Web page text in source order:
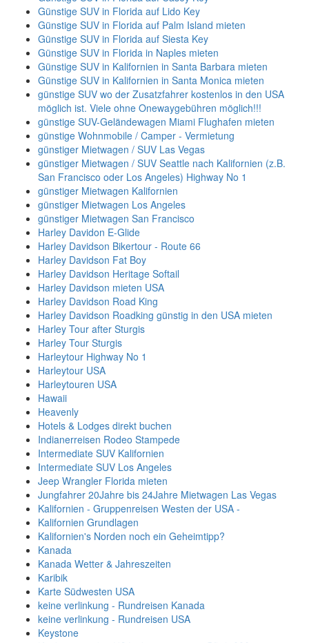
Günstige SUV in Florida auf Lido Key
Günstige SUV in Florida auf Palm Island mieten
Günstige SUV in Florida auf Siesta Key
Günstige SUV in Florida in Naples mieten
Günstige SUV in Kalifornien in Santa Barbara mieten
Günstige SUV in Kalifornien in Santa Monica mieten
günstige SUV wo der Zusatzfahrer kostenlos in den USA
möglich ist. Viele ohne Onewaygebühren möglich!!!
günstige SUV-Geländewagen Miami Flughafen mieten
günstige Wohnmobile / Camper - Vermietung
günstiger Mietwagen / SUV Las Vegas
günstiger Mietwagen / SUV Seattle nach Kalifornien (z.B.
San Francisco oder Los Angeles) Highway No 1
günstiger Mietwagen Kalifornien
günstiger Mietwagen Los Angeles
günstiger Mietwagen San Francisco
Harley Davidon E-Glide
Harley Davidson Bikertour - Route 66
Harley Davidson Fat Boy
Harley Davidson Heritage Softail
Harley Davidson mieten USA
Harley Davidson Road King
Harley Davidson Roadking günstig in den USA mieten
Harley Tour after Sturgis
Harley Tour Sturgis
Harleytour Highway No 1
Harleytour USA
Harleytouren USA
Hawaii
Heavenly
Hotels & Lodges direkt buchen
Indianerreisen Rodeo Stampede
Intermediate SUV Kalifornien
Intermediate SUV Los Angeles
Jeep Wrangler Florida mieten
Jungfahrer 20Jahre bis 24Jahre Mietwagen Las Vegas
Kalifornien - Gruppenreisen Westen der USA -
Kalifornien Grundlagen
Kalifornien's Norden noch ein Geheimtipp?
Kanada
Kanada Wetter & Jahreszeiten
Karibik
Karte Südwesten USA
keine verlinkung - Rundreisen Kanada
keine verlinkung - Rundreisen USA
Keystone